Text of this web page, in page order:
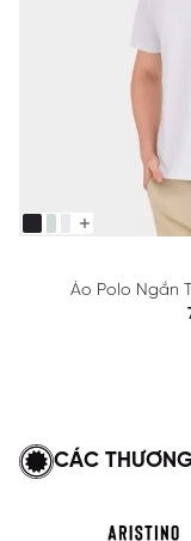
Áo Polo Ngắn
CÁC